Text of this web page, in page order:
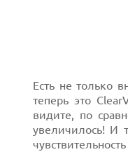
Есть не только
теперь это
видите, по
увеличилось! И